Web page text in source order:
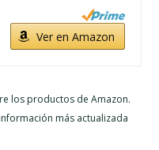
Ver en Amazon
los productos de Amazon.
más actualizada